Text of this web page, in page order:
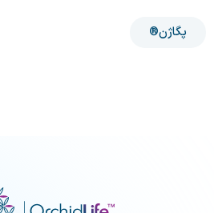
پگاژن®